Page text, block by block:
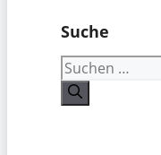
Suche
Suchen
nach: